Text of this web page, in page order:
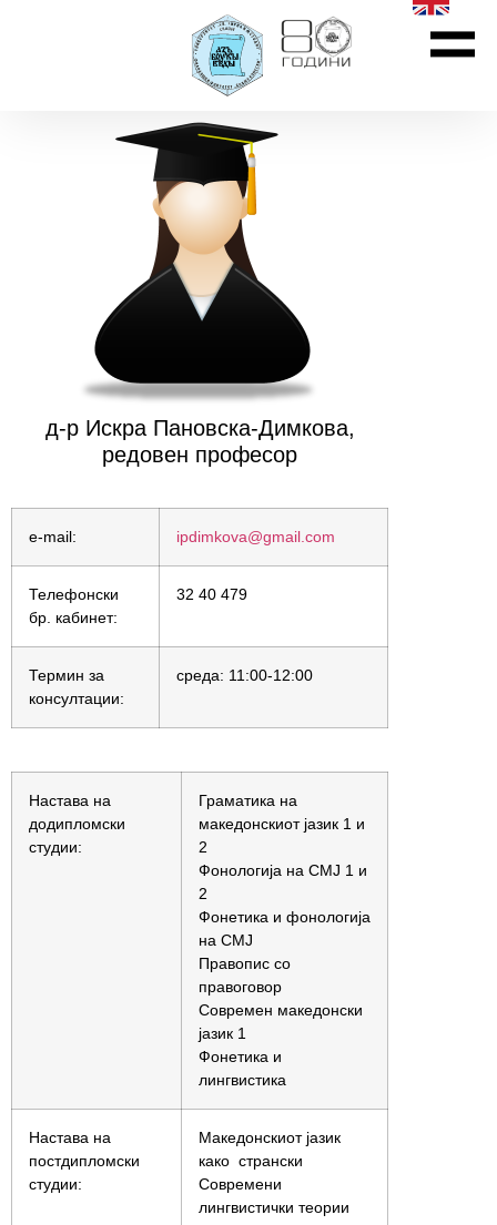
д-р Искра Пановска-Димкова,
редовен професор
e-mail: ipdimkova@gmail.com
Телефонски
бр. кабинет:
32 40 479
Термин за
консултации:
среда: 11:00-12:00
Настава на
додипломски
студии:
Граматика на
македонскиот јазик 1 и
2
Фонологија на СМЈ 1 и
2
Фонетика и фонологија
на СМЈ
Правопис со
правоговор
Современ македонски
јазик 1
Фонетика и
лингвистика
Настава на
постдипломски
студии:
Mакедонскиот јазик
како странски
Современи
лингвистички теории